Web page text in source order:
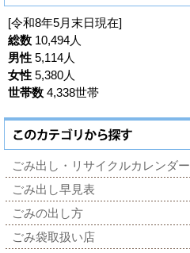
[令和8年5月末日現在]
総数 10,494人
男性 5,114人
女性 5,380人
世帯数 4,338世帯
ごみ出し・リサイクルカレンダー
ごみ出し早見表
ごみの出し方
ごみ袋取扱い店